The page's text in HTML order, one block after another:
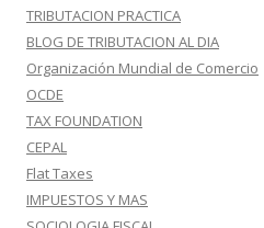
TRIBUTACION PRACTICA
BLOG DE TRIBUTACION AL DIA
Organización Mundial de Comercio
OCDE
TAX FOUNDATION
CEPAL
Flat Taxes
IMPUESTOS Y MAS